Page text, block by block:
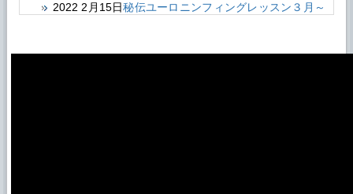
2022 2月15日秘伝ユーロニンフィングレッスン３月～
月〜受付開始！